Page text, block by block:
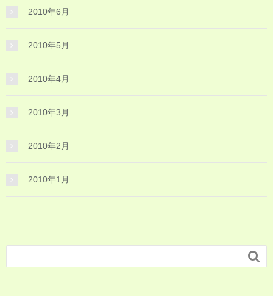
2010年6月
2010年5月
2010年4月
2010年3月
2010年2月
2010年1月
